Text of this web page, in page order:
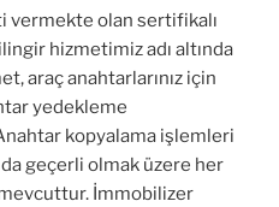
vermekte olan sertifikalı
hizmetimiz adı altında
araç anahtarlarınız için
yedekleme
kopyalama işlemleri
geçerli olmak üzere her
İmmobilizer